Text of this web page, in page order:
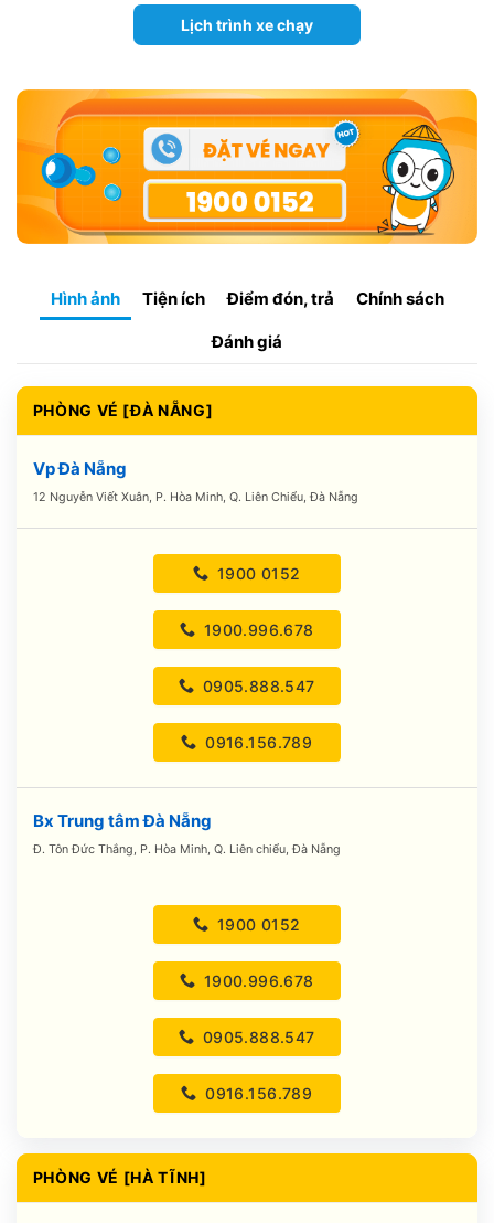
Lịch trình xe chạy
Hình ảnh Tiện ích Điểm đón, trả Chính sách
Đánh giá
PHÒNG VÉ [ĐÀ NẴNG]
Vp Đà Nẵng
12 Nguyễn Viết Xuân, P. Hòa Minh, Q. Liên Chiểu, Đà Nẵng
1900 0152
1900.996.678
0905.888.547
0916.156.789
Bx Trung tâm Đà Nẵng
Đ. Tôn Đức Thắng, P. Hòa Minh, Q. Liên chiểu, Đà Nẵng
1900 0152
1900.996.678
0905.888.547
0916.156.789
PHÒNG VÉ [HÀ TĨNH]